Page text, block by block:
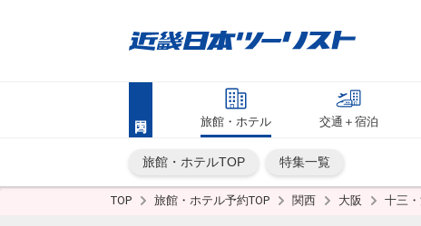
旅館・ホテル 交通＋宿泊
旅館・ホテルTOP 特集一覧
TOP 旅館・ホテル予約TOP 関西 大阪 十三